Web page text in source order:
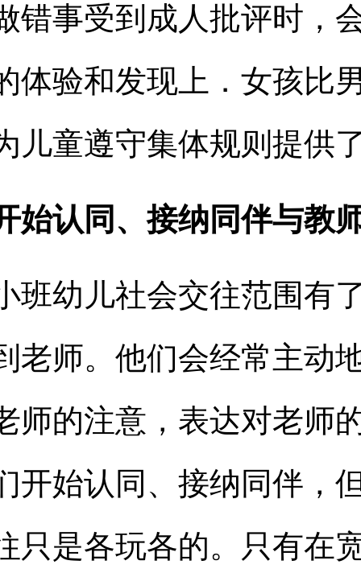
错事受到成人批评时，
体验和发现上．女孩比
儿童遵守集体规则提供
始认同、接纳同伴与教
班幼儿社会交往范围有
老师。他们会经常主动
师的注意，表达对老师
开始认同、接纳同伴，
只是各玩各的。只有在